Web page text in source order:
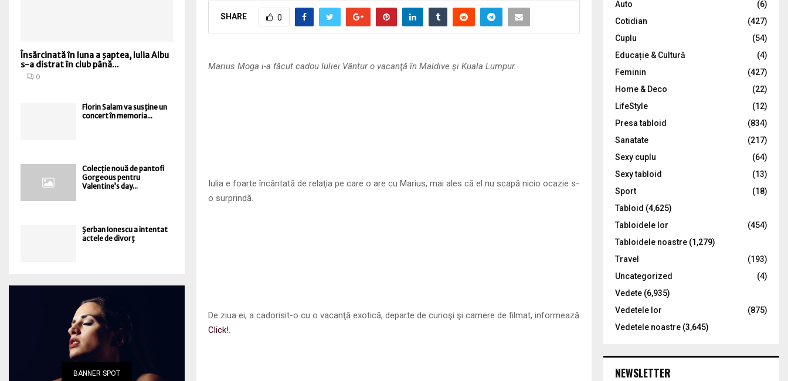
SHARE 0
Marius Moga i-a făcut cadou Iuliei Vântur o vacanţă în Maldive şi Kuala Lumpur.
Iulia e foarte încântată de relaţia pe care o are cu Marius, mai ales că el nu scapă nicio ocazie s-
o surprindă.
De ziua ei, a cadorisit-o cu o vacanţă exotică, departe de curioşi şi camere de filmat, informează
Click!
Însărcinată în luna a şaptea, Iulia Albu
s-a distrat în club până...
0
Florin Salam va susţine un
concert în memoria...
Colecție nouă de pantofi
Gorgeous pentru
Valentine’s day...
Şerban Ionescu a intentat
actele de divorţ
BANNER SPOT
:
C
Auto
(6)
Cotidian
(427)
Cuplu
(54)
Educație & Cultură
(4)
Feminin
(427)
Home & Deco
(22)
LifeStyle
(12)
Presa tabloid
(834)
Sanatate
(217)
Sexy cuplu
(64)
Sexy tabloid
(13)
Sport
(18)
Tabloid (4,625)
Tabloidele lor
(454)
Tabloidele noastre (1,279)
Travel
(193)
Uncategorized
(4)
Vedete (6,935)
Vedetele lor
(875)
Vedetele noastre (3,645)
NEWSLETTER